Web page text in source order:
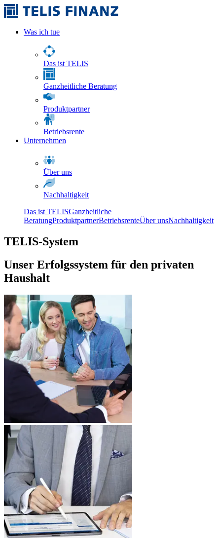
Was ich tue
Das ist TELIS
Ganzheitliche Beratung
Produktpartner
Betriebsrente
Unternehmen
Über uns
Nachhaltigkeit
Das ist TELISGanzheitliche
BeratungProduktpartnerBetriebsrenteÜber unsNachhaltigkeit
TELIS-System
Unser Erfolgssystem für den privaten
Haushalt